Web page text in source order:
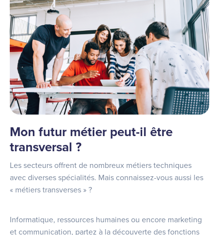
Mon futur métier peut-il être
transversal ?
Les secteurs offrent de nombreux métiers techniques
avec diverses spécialités. Mais connaissez-vous aussi les
« métiers transverses » ?
Informatique, ressources humaines ou encore marketing
et communication, partez à la découverte des fonctions